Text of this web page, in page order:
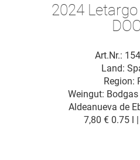
2024
Art.Nr.:
Land:
Region:
Weingut:
Aldeanueva de
7,80 € 0.75 l